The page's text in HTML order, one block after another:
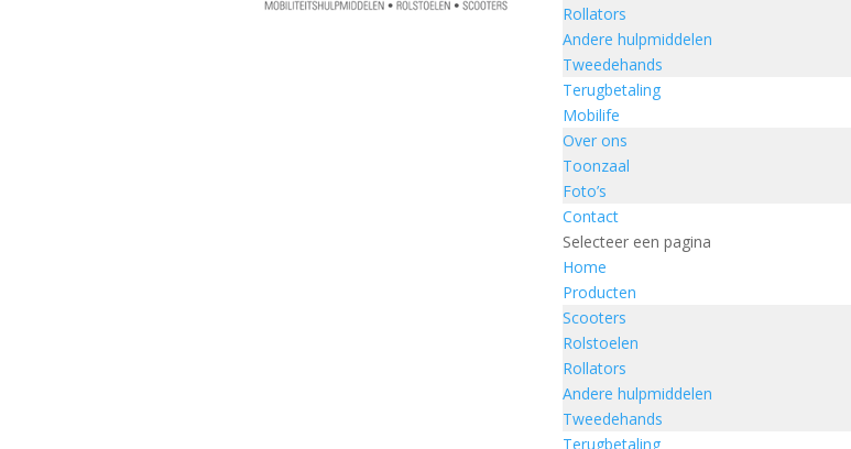
Rollators
Andere hulpmiddelen
Tweedehands
Terugbetaling
Mobilife
Over ons
Toonzaal
Foto’s
Contact
Selecteer een pagina
Home
Producten
Scooters
Rolstoelen
Rollators
Andere hulpmiddelen
Tweedehands
Terugbetaling